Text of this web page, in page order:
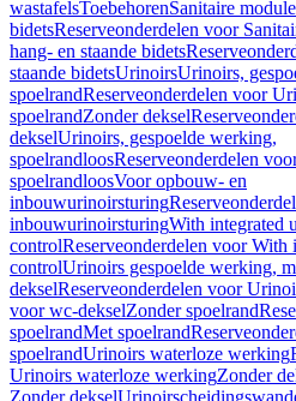
wastafelsToebehorenSanitaire
bidetsReserveonderdelen voor
hang- en staande bidets
staande bidetsUrinoirsUrinoirs,
spoelrandReserveonderdelen voor
spoelrandZonder deksel
dekselUrinoirs, gespoelde werking,
spoelrandloosReserveonderdelen
spoelrandloosVoor opbouw- en
inbouwurinoirsturing
inbouwurinoirsturingWith integrated
controlReserveonderdelen voor With
controlUrinoirs gespoelde werking,
dekselReserveonderdelen voor
voor wc-dekselZonder spoelrand
spoelrandMet spoelrand
spoelrandUrinoirs waterloze werking
Urinoirs waterloze werkingZonder
Zonder deksel